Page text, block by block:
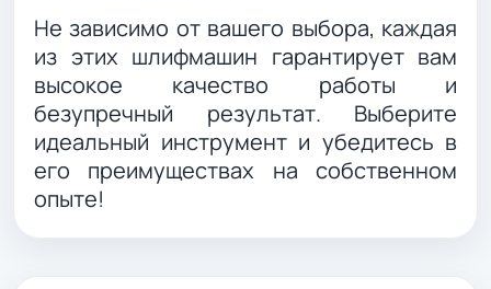
Не зависимо от вашего выбора, каждая
из этих шлифмашин гарантирует вам
высокое качество работы и
безупречный результат. Выберите
идеальный инструмент и убедитесь в
его преимуществах на собственном
опыте!